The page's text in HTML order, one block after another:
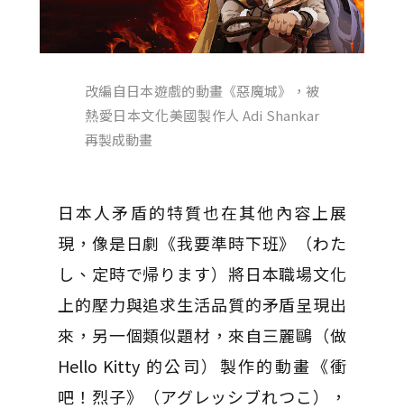
改編自日本遊戲的動畫《惡魔城》，被
熱愛日本文化美國製作人 Adi Shankar
再製成動畫
日本人矛盾的特質也在其他內容上展
現，像是日劇《我要準時下班》（わた
し、定時で帰ります）將日本職場文化
上的壓力與追求生活品質的矛盾呈現出
來，另一個類似題材，來自三麗鷗（做
Hello Kitty 的公司）製作的動畫《衝
吧！烈子》（アグレッシブれつこ），